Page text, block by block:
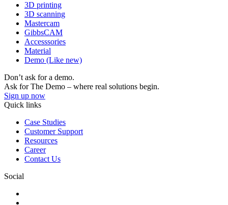
3D printing
3D scanning
Mastercam
GibbsCAM
Accesssories
Material
Demo (Like new)
Don’t ask for a demo.
Ask for The Demo – where real solutions begin.
Sign up now
Quick links
Case Studies
Customer Support
Resources
Career
Contact Us
Social